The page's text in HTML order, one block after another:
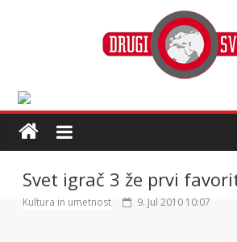
Svet igrač 3 že prvi
Kultura in umetnost 9. Jul 2010 10:07